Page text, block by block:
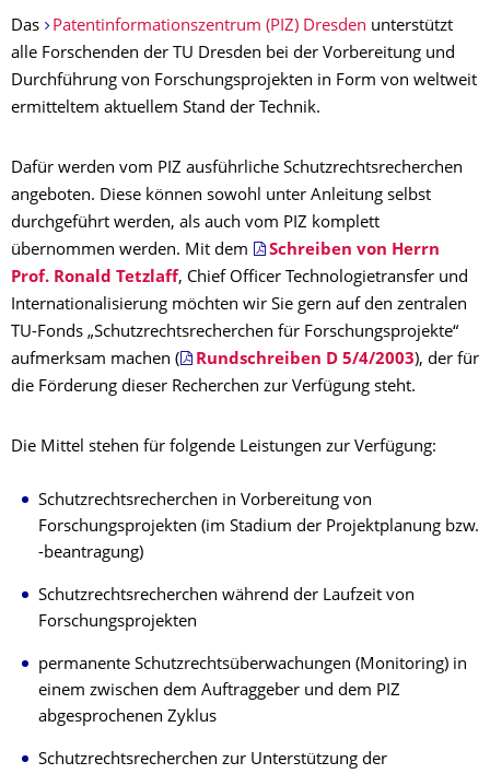
Das Patentinformationszentrum (PIZ) Dresden unterstützt
alle Forschenden der TU Dresden bei der Vorbereitung und
Durchführung von Forschungsprojekten in Form von weltweit
ermitteltem aktuellem Stand der Technik.
Dafür werden vom PIZ ausführliche Schutzrechtsrecherchen
angeboten. Diese können sowohl unter Anleitung selbst
durchgeführt werden, als auch vom PIZ komplett
übernommen werden. Mit dem
Schreiben von Herrn
Prof. Ronald Tetzlaff, Chief Officer Technologietransfer und
Internationalisierung möchten wir Sie gern auf den zentralen
TU-Fonds „Schutzrechtsrecherchen für Forschungsprojekte“
aufmerksam machen (
Rundschreiben D 5/4/2003), der für
die Förderung dieser Recherchen zur Verfügung steht.
Die Mittel stehen für folgende Leistungen zur Verfügung:
Schutzrechtsrecherchen in Vorbereitung von
Forschungsprojekten (im Stadium der Projektplanung bzw.
-beantragung)
Schutzrechtsrecherchen während der Laufzeit von
Forschungsprojekten
permanente Schutzrechtsüberwachungen (Monitoring) in
einem zwischen dem Auftraggeber und dem PIZ
abgesprochenen Zyklus
Schutzrechtsrecherchen zur Unterstützung der